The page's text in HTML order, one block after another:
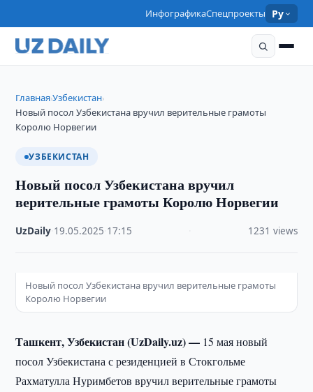
ИнфографикаСпецпроекты Ру
Главная›Узбекистан›
Новый посол Узбекистана вручил верительные грамоты
Королю Норвегии
УЗБЕКИСТАН
Новый посол Узбекистана вручил
верительные грамоты Королю Норвегии
UzDaily 19.05.2025 17:15 1231 views
Новый посол Узбекистана вручил верительные грамоты
Королю Норвегии
Ташкент, Узбекистан (UzDaily.uz) — 15 мая новый
посол Узбекистана с резиденцией в Стокгольме
Рахматулла Нуримбетов вручил верительные грамоты